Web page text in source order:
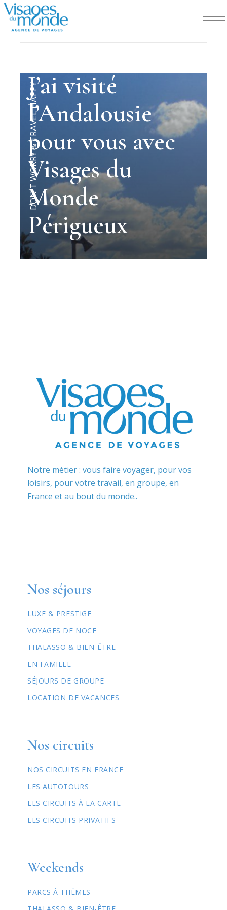
DON'T WORRY & TRAVEL HAPPY
J’ai visité
l’Andalousie
pour vous avec
Visages du
Monde
Périgueux
Notre métier : vous faire voyager, pour vos
loisirs, pour votre travail, en groupe, en
France et au bout du monde..
Nos séjours
LUXE & PRESTIGE
VOYAGES DE NOCE
THALASSO & BIEN-ÊTRE
EN FAMILLE
SÉJOURS DE GROUPE
LOCATION DE VACANCES
Nos circuits
NOS CIRCUITS EN FRANCE
LES AUTOTOURS
LES CIRCUITS À LA CARTE
LES CIRCUITS PRIVATIFS
Weekends
PARCS À THÈMES